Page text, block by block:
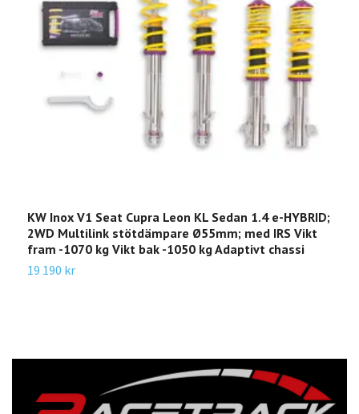
KW Inox V1 Seat Cupra Leon KL Sedan 1.4 e-HYBRID;
2WD Multilink stötdämpare Ø55mm; med IRS Vikt
fram -1070 kg Vikt bak -1050 kg Adaptivt chassi
19 190 kr